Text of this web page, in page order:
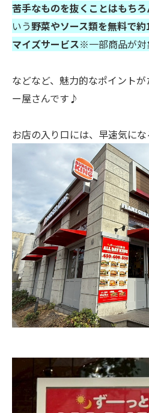
苦手なものを抜くことはもちろ
いう野菜やソース類を無料で
マイズサービス※一部商品が
などなど、魅力的なポイント
ー屋さんです♪
お店の入り口には、早速気にな